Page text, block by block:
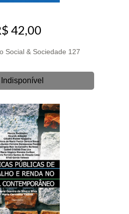
42,00
Social & Sociedade 127